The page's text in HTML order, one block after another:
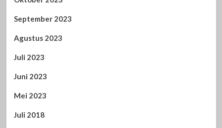
September 2023
Agustus 2023
Juli 2023
Juni 2023
Mei 2023
Juli 2018